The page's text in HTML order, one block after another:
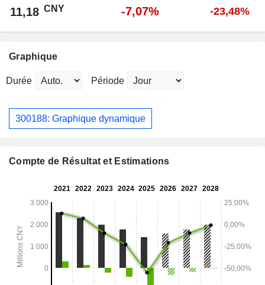
11,18 CNY -7,07% -23,48%
Graphique
Durée Période
300188: Graphique dynamique
Compte de Résultat et Estimations